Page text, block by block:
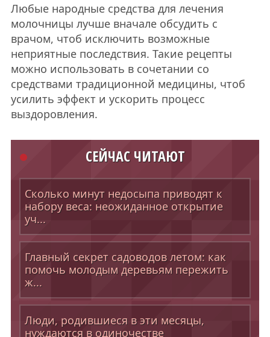
Любые народные средства для лечения
молочницы лучше вначале обсудить с
врачом, чтоб исключить возможные
неприятные последствия. Такие рецепты
можно использовать в сочетании со
средствами традиционной медицины, чтоб
усилить эффект и ускорить процесс
выздоровления.
СЕЙЧАС ЧИТАЮТ
Сколько минут недосыпа приводят к
набору веса: неожиданное открытие
уч...
Главный секрет садоводов летом: как
помочь молодым деревьям пережить
ж...
Люди, родившиеся в эти месяцы,
нуждаются в одиночестве